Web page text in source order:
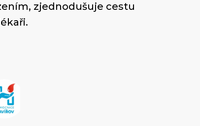
zjednodušuje cestu